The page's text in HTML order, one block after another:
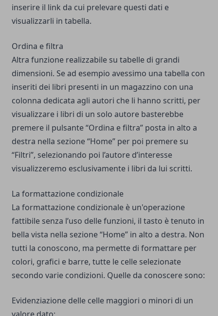
inserire il link da cui prelevare questi dati e
visualizzarli in tabella.
Ordina e filtra
Altra funzione realizzabile su tabelle di grandi
dimensioni. Se ad esempio avessimo una tabella con
inseriti dei libri presenti in un magazzino con una
colonna dedicata agli autori che li hanno scritti, per
visualizzare i libri di un solo autore basterebbe
premere il pulsante “Ordina e filtra” posta in alto a
destra nella sezione “Home” per poi premere su
“Filtri”, selezionando poi l’autore d’interesse
visualizzeremo esclusivamente i libri da lui scritti.
La formattazione condizionale
La formattazione condizionale è un'operazione
fattibile senza l’uso delle funzioni, il tasto è tenuto in
bella vista nella sezione “Home” in alto a destra. Non
tutti la conoscono, ma permette di formattare per
colori, grafici e barre, tutte le celle selezionate
secondo varie condizioni. Quelle da conoscere sono:
Evidenziazione delle celle maggiori o minori di un